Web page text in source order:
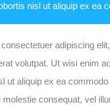
nisl ut aliquip ex ea
adipiscing
volutpat. Ut wisi enim
ut aliquip ex ea
consequat, vel